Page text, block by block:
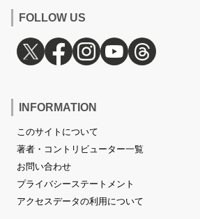
FOLLOW US
INFORMATION
このサイトについて
著者・コントリビューター一覧
お問い合わせ
プライバシーステートメント
アクセスデータの利用について